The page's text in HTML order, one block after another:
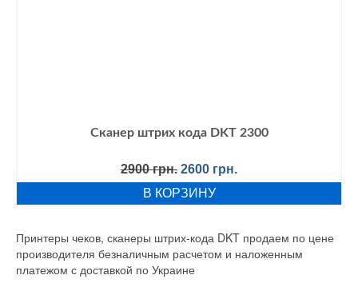
Сканер штрих кода DKT 2300
2900грн. Первоначальная
цена
составляла
2600 грн.
цена:
В КОРЗИНУ
Принтеры чеков, сканеры штрих-кода DKT продаем по цене
производителя безналичным расчетом и наложенным
платежом с доставкой по Украине